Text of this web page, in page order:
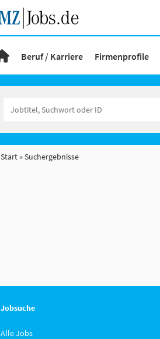
Beruf / Karriere Firmenprofile
Start Suchergebnisse
Jobsuche
Alle Jobs